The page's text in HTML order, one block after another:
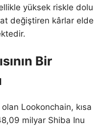
yüksek riskle dolu
değiştiren kârlar elde
Bir
Lookonchain, kısa
milyar Shiba Inu